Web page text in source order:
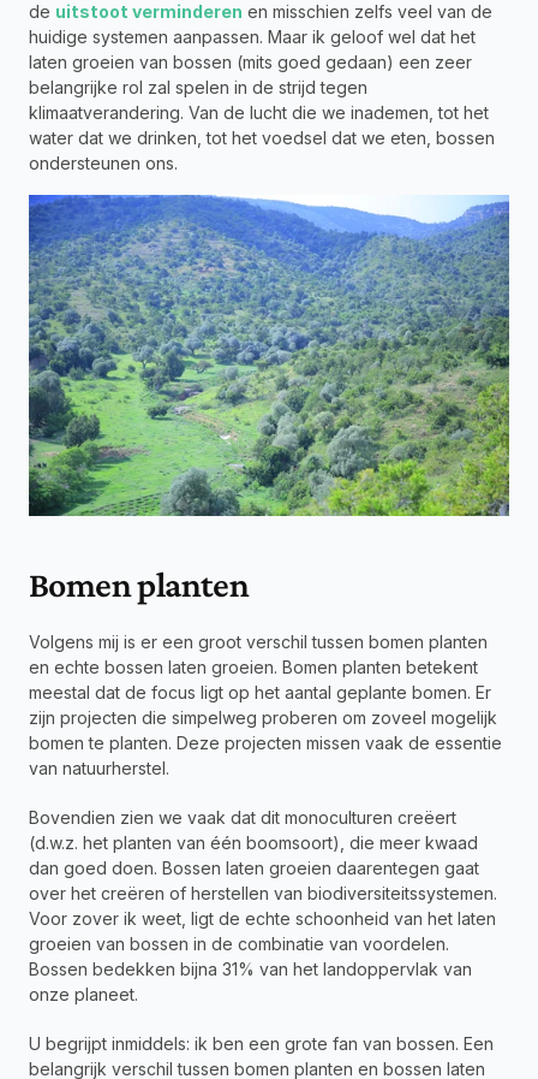
de uitstoot verminderen en misschien zelfs veel van de
huidige systemen aanpassen. Maar ik geloof wel dat het
laten groeien van bossen (mits goed gedaan) een zeer
belangrijke rol zal spelen in de strijd tegen
klimaatverandering. Van de lucht die we inademen, tot het
water dat we drinken, tot het voedsel dat we eten, bossen
ondersteunen ons.
Bomen planten
Volgens mij is er een groot verschil tussen bomen planten
en echte bossen laten groeien. Bomen planten betekent
meestal dat de focus ligt op het aantal geplante bomen. Er
zijn projecten die simpelweg proberen om zoveel mogelijk
bomen te planten. Deze projecten missen vaak de essentie
van natuurherstel.
Bovendien zien we vaak dat dit monoculturen creëert
(d.w.z. het planten van één boomsoort), die meer kwaad
dan goed doen. Bossen laten groeien daarentegen gaat
over het creëren of herstellen van biodiversiteitssystemen.
Voor zover ik weet, ligt de echte schoonheid van het laten
groeien van bossen in de combinatie van voordelen.
Bossen bedekken bijna 31% van het landoppervlak van
onze planeet.
U begrijpt inmiddels: ik ben een grote fan van bossen. Een
belangrijk verschil tussen bomen planten en bossen laten